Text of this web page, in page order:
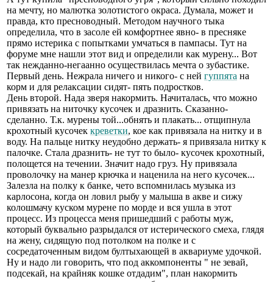
на мечту, но малютка золотистого окраса. Думала, может и
правда, кто пресноводный. Методом научного тыка
определила, что в засоле ей комфортнее явно- в пресняке
прямо истерика с попытками умчаться в пампасы. Тут на
форуме мне нашли этот вид и определили как мурену... Вот
так нежданно-негаанно осуществилась мечта о зубастике.
Первый день. Нежрала ничего и никого- с ней гуппята на
корм и для релаксации сидят- пять подростков.
День второй. Нада зверя накормить. Начиталась, что можно
привязать на ниточку кусочек и дразнить. Сказанно-
сделанно. Т.к. мурены той...обнять и плакать... отщипнула
крохотный кусочек креветки, кое как привязала на нитку и в
воду. На пальце нитку неудобно держать- я привязала нитку к
палочке. Стала дразнить- не тут то было- кусочек крохотный,
полощется на течении. Значит надо груз. Ну привязала
проволочку на манер крючка и наценила на него кусочек...
Залезла на полку к банке, чето вспомнилась музыка из
карлосона, когда он ловил рыбу у малыша в акве и сижу
колошмачу куском мурене по морде и вся ушла в этот
процесс. Из процесса меня пришедший с работы муж,
который буквально разрыдался от истерического смеха, глядя
на жену, сидящую под потолком на полке и с
сосредаточенным видом бултыхающей в аквариуме удочкой.
Ну и надо ли говорить, что под аккомпоненты " не зевай,
подсекай, на крайняк кошке отдадим", план накормить